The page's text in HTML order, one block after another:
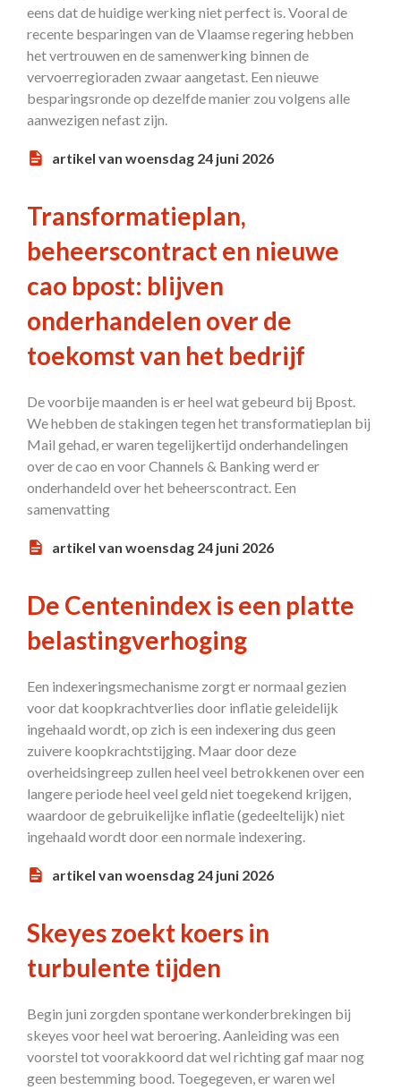
eens dat de huidige werking niet perfect is. Vooral de
recente besparingen van de Vlaamse regering hebben
het vertrouwen en de samenwerking binnen de
vervoerregioraden zwaar aangetast. Een nieuwe
besparingsronde op dezelfde manier zou volgens alle
aanwezigen nefast zijn.
artikel van woensdag 24 juni 2026
Transformatieplan,
beheerscontract en nieuwe
cao bpost: blijven
onderhandelen over de
toekomst van het bedrijf
De voorbije maanden is er heel wat gebeurd bij Bpost.
We hebben de stakingen tegen het transformatieplan bij
Mail gehad, er waren tegelijkertijd onderhandelingen
over de cao en voor Channels & Banking werd er
onderhandeld over het beheerscontract. Een
samenvatting
artikel van woensdag 24 juni 2026
De Centenindex is een platte
belastingverhoging
Een indexeringsmechanisme zorgt er normaal gezien
voor dat koopkrachtverlies door inflatie geleidelijk
ingehaald wordt, op zich is een indexering dus geen
zuivere koopkrachtstijging. Maar door deze
overheidsingreep zullen heel veel betrokkenen over een
langere periode heel veel geld niet toegekend krijgen,
waardoor de gebruikelijke inflatie (gedeeltelijk) niet
ingehaald wordt door een normale indexering.
artikel van woensdag 24 juni 2026
Skeyes zoekt koers in
turbulente tijden
Begin juni zorgden spontane werkonderbrekingen bij
skeyes voor heel wat beroering. Aanleiding was een
voorstel tot voorakkoord dat wel richting gaf maar nog
geen bestemming bood. Toegegeven, er waren wel